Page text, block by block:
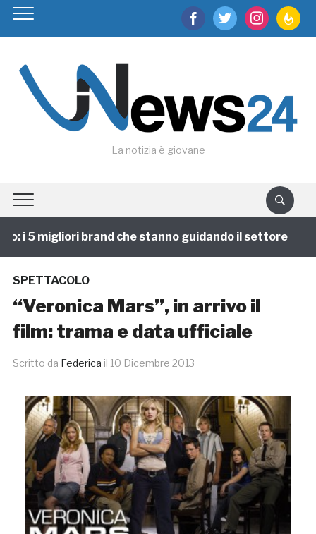
facebooktwitter instagram
La notizia è giovane
i 5 migliori brand che stanno guidando il settore
SPETTACOLO
“Veronica Mars”, in arrivo il
film: trama e data ufficiale
Scritto da Federica il 10 Dicembre 2013